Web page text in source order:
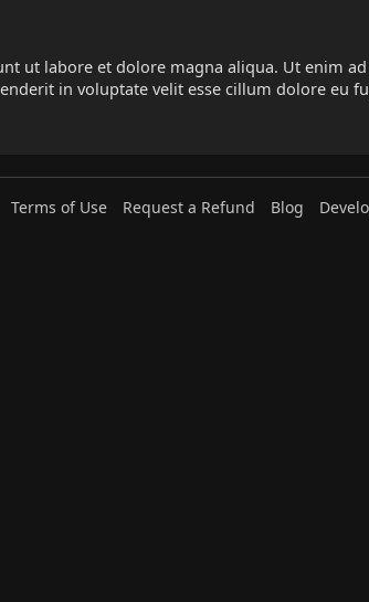
ut labore et dolore magna aliqua. Ut enim
in voluptate velit esse cillum dolore eu
Terms of Use Request a Refund Blog